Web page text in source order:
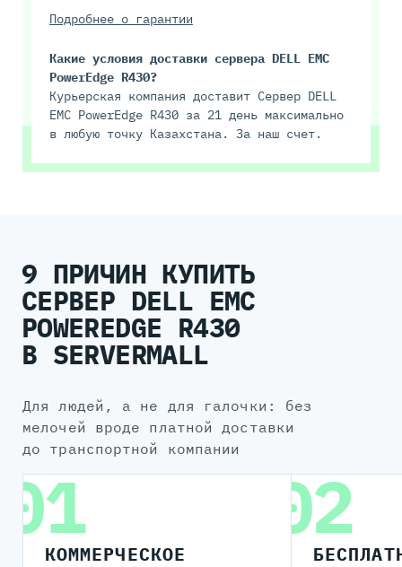
Подробнее о гарантии
Какие условия доставки сервера DELL EMC
PowerEdge R430?
Курьерская компания доставит Сервер DELL
EMC PowerEdge R430 за 21 день максимально
в любую точку Казахстана. За наш счет.
9 ПРИЧИН КУПИТЬ
СЕРВЕР DELL EMC
POWEREDGE R430
В SERVERMALL
для людей, а не для галочки: без
мелочей вроде платной доставки
до транспортной компании
01
КОММЕРЧЕСКОЕ
02